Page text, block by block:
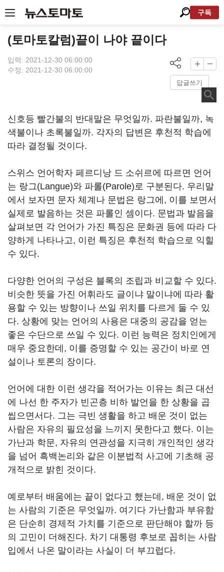
구독
(토마토칼럼)끝이 나야 끝이다
입력: 2021-12-30 06:00:00
수정: 2021-12-30 06:00:00
답글쓰기
신호등 빨간불의 반대말은 무엇일까. 파란불일까, 녹
색불이나 초록불일까. 각자의 답변은 후천적 학습에
따라 결정될 것이다.
스위스 언어학자 페르디낭 드 소쉬르에 따르면 언어
는 랑그(Langue)와 파롤(Parole)로 구분된다. 우리말
에서 보자면 문자 체계나 문법은 랑그에, 이를 보면서
실제로 발음하는 것은 파롤인 셈이다. 문법과 발음을
살펴보면 각 언어가 가진 특징은 문화권 등에 따라 다
양하게 나타나고, 이런 특징은 후천적 학습으로 익힐
수 있다.
다양한 언어의 구성은 블록의 조립과 비교할 수 있다.
비슷한 뜻을 가진 어휘라도 글이냐 말이냐에 따라 활
용할 수 있는 방향이나 쓰일 위치를 다르게 둘 수 있
다. 상황에 맞는 언어의 사용은 대중의 공감을 얻는
좋은 수단으로 쓰일 수 있다. 이런 능력은 정치인에게
매우 중요한데, 이를 증명할 수 있는 공간이 바로 연
설이나 토론의 장이다.
언어에 대한 이런 생각을 적어가는 이유는 최근 대선
에 나선 한 주자가 빈곤층 비하 발언을 한 상황을 곱
씹으면서다. 그는 극빈 생활을 하고 배운 것이 없는
사람은 자유의 필요성을 느끼지 못한다고 했다. 이는
가난과 학문, 자유의 연관성을 지극히 개인적인 생각
을 넘어 흑백논리와 같은 이분법적 사고에 기초해 공
개적으로 밝힌 것이다.
예로부터 배움에는 끝이 없다고 했는데, 배운 것이 없
는 사람의 기준은 무엇일까. 여기다 가난함과 부유함
은 단순히 경제적 가치를 기준으로 판단해야 할까 등
의 고민이 더해진다. 차기 대통령 후보로 꼽히는 사람
입에서 나온 말이라는 사실이 더 부끄럽다.